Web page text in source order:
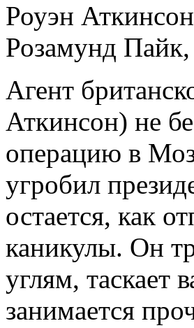
Роуэн
Розамунд
Агент
Аткинсон) не
операцию в
угробил
остается, как
каникулы. Он
углям, таскает
занимается